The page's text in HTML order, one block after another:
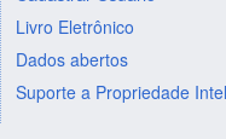
Livro Eletrônico
Dados abertos
Suporte a Propriedade